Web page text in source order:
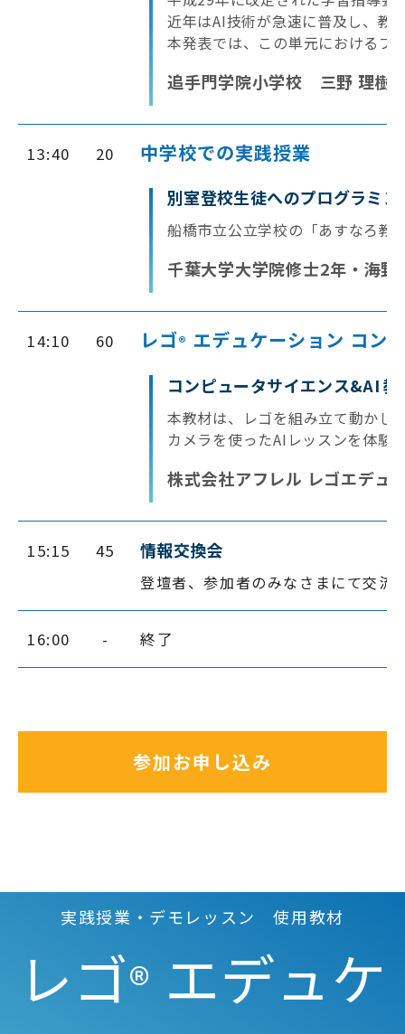
近年はAI技術が急速に普及し、教
本発表では、この単元におけるプ
追手門学院小学校 三野 理樹
13:40 20 中学校での実践授業
別室登校生徒へのプログラミ
船橋市立公立学校の「あすなろ教
千葉大学大学院修士2年・海野
14:10 60 レゴ® エデュケーション コン
コンピュータサイエンス&AI
本教材は、レゴを組み立て動かし
カメラを使ったAIレッスンを体験
株式会社アフレル レゴエデ
15:15 45 情報交換会
登壇者、参加者のみなさまにて交流
16:00 - 終了
参加お申し込み
実践授業・デモレッスン 使用教材
レゴ® エデュケ